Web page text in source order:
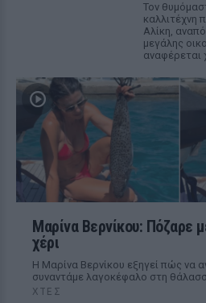
Τον
καλλιτέχνη
Αλίκη,
μεγάλης
αναφέρεται
Μαρίνα Βερνίκου: Πόζαρε
χέρι
Η Μαρίνα Βερνίκου εξηγεί πώς να
συναντάμε λαγοκέφαλο στη
ΧΤΕΣ